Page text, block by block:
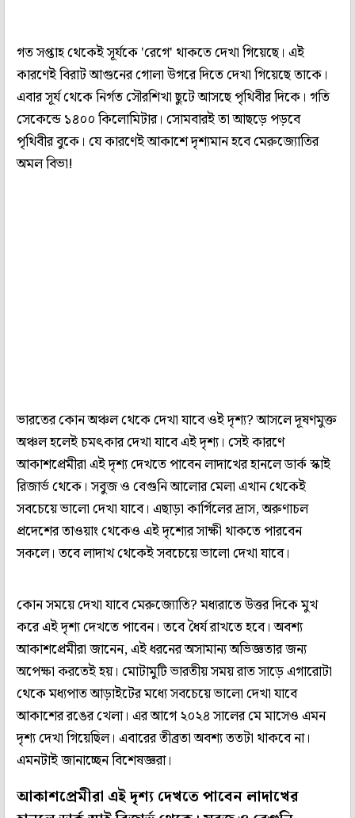
গত সপ্তাহ থেকেই সূর্যকে 'রেগে' থাকতে দেখা গিয়েছে। এই
কারণেই বিরাট আগুনের গোলা উগরে দিতে দেখা গিয়েছে তাকে।
এবার সূর্য থেকে নির্গত সৌরশিখা ছুটে আসছে পৃথিবীর দিকে। গতি
সেকেন্ডে ১৪০০ কিলোমিটার। সোমবারই তা আছড়ে পড়বে
পৃথিবীর বুকে। যে কারণেই আকাশে দৃশ্যমান হবে মেরুজ্যোতির
অমল বিভা!
ভারতের কোন অঞ্চল থেকে দেখা যাবে ওই দৃশ্য? আসলে দূষণমুক্ত
অঞ্চল হলেই চমৎকার দেখা যাবে এই দৃশ্য। সেই কারণে
আকাশপ্রেমীরা এই দৃশ্য দেখতে পাবেন লাদাখের হানলে ডার্ক স্কাই
রিজার্ভ থেকে। সবুজ ও বেগুনি আলোর মেলা এখান থেকেই
সবচেয়ে ভালো দেখা যাবে। এছাড়া কার্গিলের দ্রাস, অরুণাচল
প্রদেশের তাওয়াং থেকেও এই দৃশ্যের সাক্ষী থাকতে পারবেন
সকলে। তবে লাদাখ থেকেই সবচেয়ে ভালো দেখা যাবে।
কোন সময়ে দেখা যাবে মেরুজ্যোতি? মধ্যরাতে উত্তর দিকে মুখ
করে এই দৃশ্য দেখতে পাবেন। তবে ধৈর্য রাখতে হবে। অবশ্য
আকাশপ্রেমীরা জানেন, এই ধরনের অসামান্য অভিজ্ঞতার জন্য
অপেক্ষা করতেই হয়। মোটামুটি ভারতীয় সময় রাত সাড়ে এগারোটা
থেকে মধ্যপাত আড়াইটের মধ্যে সবচেয়ে ভালো দেখা যাবে
আকাশের রঙের খেলা। এর আগে ২০২৪ সালের মে মাসেও এমন
দৃশ্য দেখা গিয়েছিল। এবারের তীব্রতা অবশ্য ততটা থাকবে না।
এমনটাই জানাচ্ছেন বিশেষজ্ঞরা।
আকাশপ্রেমীরা এই দৃশ্য দেখতে পাবেন লাদাখের